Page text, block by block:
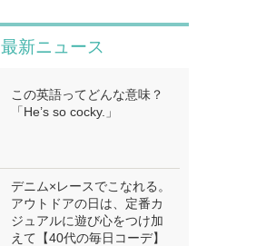
最新ニュース
この英語ってどんな意味？
「He’s so cocky.」
デニム×レースでこなれる。
アウトドアの日は、定番カ
ジュアルに遊び心をつけ加
えて【40代の毎日コーデ】